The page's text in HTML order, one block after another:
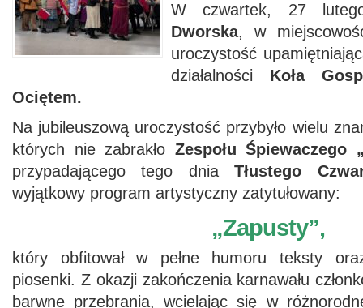
W czwartek, 27
Dworska, w
uroczystość
działalności Koła
Ociętem.
Na jubileuszową uroczystość przybyło wielu
których nie zabrakło Zespołu Śpiewaczego
przypadającego tego dniaTłustego
wyjątkowy program artystyczny zatytułowany:
„Zapusty”,
który obfitował w pełne humoru teksty
piosenki. Z okazji zakończenia karnawału
barwne przebrania, wcielając się w